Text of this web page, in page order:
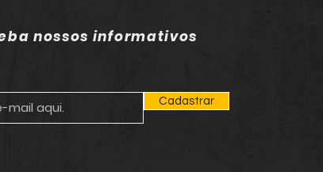
Justiça por
nossos informativos
Cadastrar